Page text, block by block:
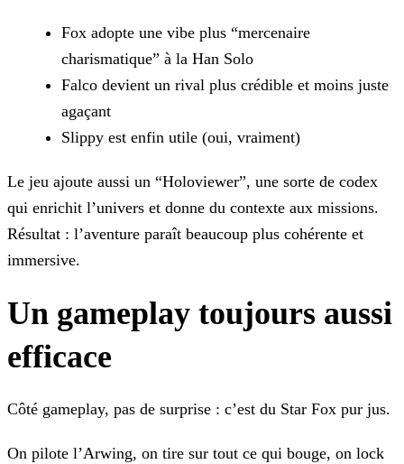
Fox adopte une vibe plus “mercenaire
charismatique” à la Han Solo
Falco devient un rival plus crédible et moins juste
agaçant
Slippy est enfin utile (oui, vraiment)
Le jeu ajoute aussi un “Holoviewer”, une sorte de codex
qui enrichit l’univers et donne du contexte aux missions.
Résultat : l’aventure paraît beaucoup plus cohérente et
immersive.
Un gameplay toujours aussi
efficace
Côté gameplay, pas de surprise : c’est du Star Fox pur jus.
On pilote l’Arwing, on tire sur tout ce qui bouge, on lock